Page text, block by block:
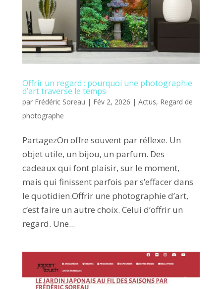
Offrir un regard : pourquoi une photographie
d’art traverse le temps
par Frédéric Soreau | Fév 2, 2026 | Actus, Regard de
photographe
PartagezOn offre souvent par réflexe. Un
objet utile, un bijou, un parfum. Des
cadeaux qui font plaisir, sur le moment,
mais qui finissent parfois par s’effacer dans
le quotidien.Offrir une photographie d’art,
c’est faire un autre choix. Celui d’offrir un
regard. Une...